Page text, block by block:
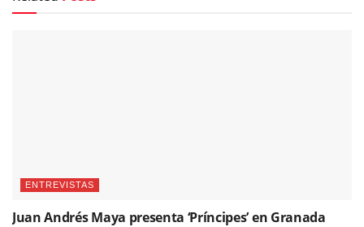
ENTREVISTAS
Juan Andrés Maya presenta ‘Príncipes’ en Granada